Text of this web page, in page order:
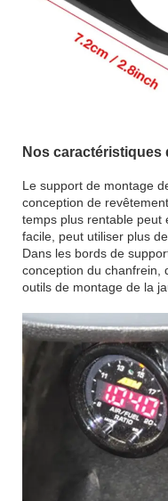
Nos caractéristiques
Le support de montage
conception de
temps plus rentable peut
facile, peut utiliser plus
Dans les bords de
conception du chanfrein,
outils de montage de la